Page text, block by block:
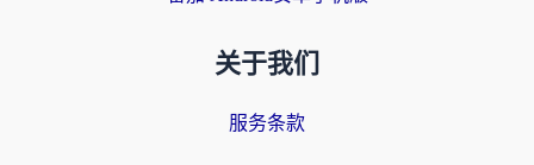
关于我们
服务条款